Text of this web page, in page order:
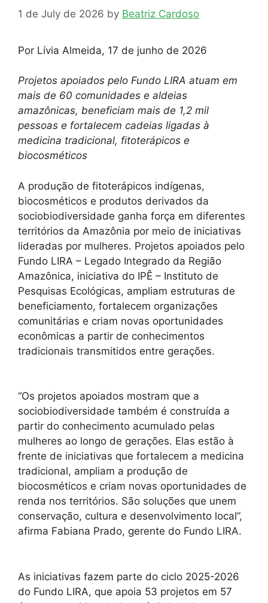
1 de July de 2026 by Beatriz Cardoso
Por Lívia Almeida, 17 de junho de 2026
Projetos apoiados pelo Fundo LIRA atuam em
mais de 60 comunidades e aldeias
amazônicas, beneficiam mais de 1,2 mil
pessoas e fortalecem cadeias ligadas à
medicina tradicional, fitoterápicos e
biocosméticos
A produção de fitoterápicos indígenas,
biocosméticos e produtos derivados da
sociobiodiversidade ganha força em diferentes
territórios da Amazônia por meio de iniciativas
lideradas por mulheres. Projetos apoiados pelo
Fundo LIRA – Legado Integrado da Região
Amazônica, iniciativa do IPÊ – Instituto de
Pesquisas Ecológicas, ampliam estruturas de
beneficiamento, fortalecem organizações
comunitárias e criam novas oportunidades
econômicas a partir de conhecimentos
tradicionais transmitidos entre gerações.
“Os projetos apoiados mostram que a
sociobiodiversidade também é construída a
partir do conhecimento acumulado pelas
mulheres ao longo de gerações. Elas estão à
frente de iniciativas que fortalecem a medicina
tradicional, ampliam a produção de
biocosméticos e criam novas oportunidades de
renda nos territórios. São soluções que unem
conservação, cultura e desenvolvimento local”,
afirma Fabiana Prado, gerente do Fundo LIRA.
As iniciativas fazem parte do ciclo 2025-2026
do Fundo LIRA, que apoia 53 projetos em 57